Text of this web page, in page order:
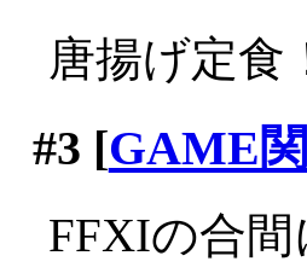
唐揚げ定食
#3 [GAME
FFXIの合